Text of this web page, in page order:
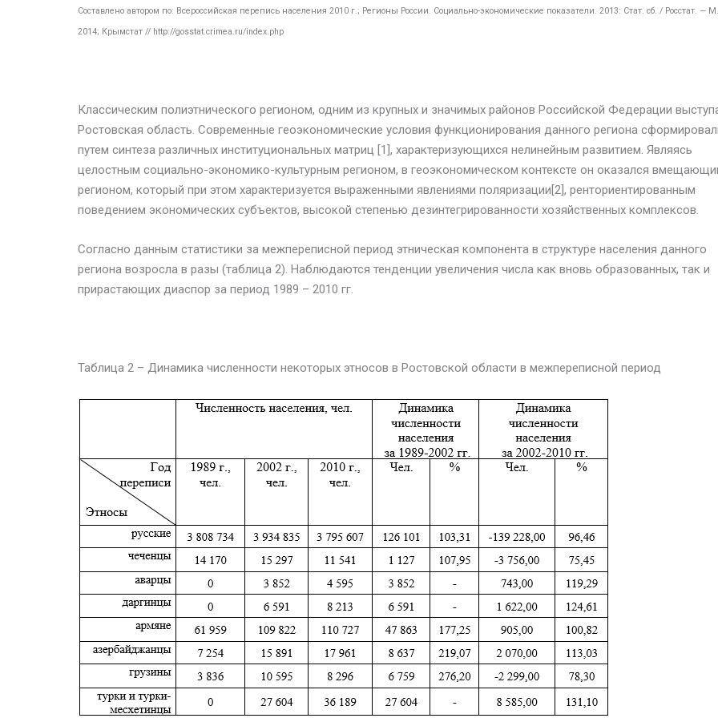
Составлено автором по: Всероссийская перепись населения 2010 г.; Регионы России. Социально-экономические показатели. 2013: Стат. сб. / Росстат. —
2014; Крымстат // http://gosstat.crimea.ru/index.php
Классическим полиэтнического регионом, одним из крупных и значимых районов Российской Федерации
Ростовская область. Современные геоэкономические условия функционирования данного региона
путем синтеза различных институциональных матриц [1], характеризующихся нелинейным развитием. Являясь
целостным социально-экономико-культурным регионом, в геоэкономическом контексте он оказался
регионом, который при этом характеризуется выраженными явлениями поляризации[2], ренториентированным
поведением экономических субъектов, высокой степенью дезинтегрированности хозяйственных комплексов.
Согласно данным статистики за межпереписной период этническая компонента в структуре населения данного
региона возросла в разы (таблица 2). Наблюдаются тенденции увеличения числа как вновь образованных, так и
прирастающих диаспор за период 1989 – 2010 гг.
Таблица 2 – Динамика численности некоторых этносов в Ростовской области в межпереписной период